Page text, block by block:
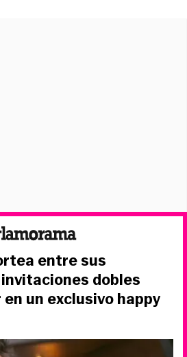
entre sus
dobles
un exclusivo happy